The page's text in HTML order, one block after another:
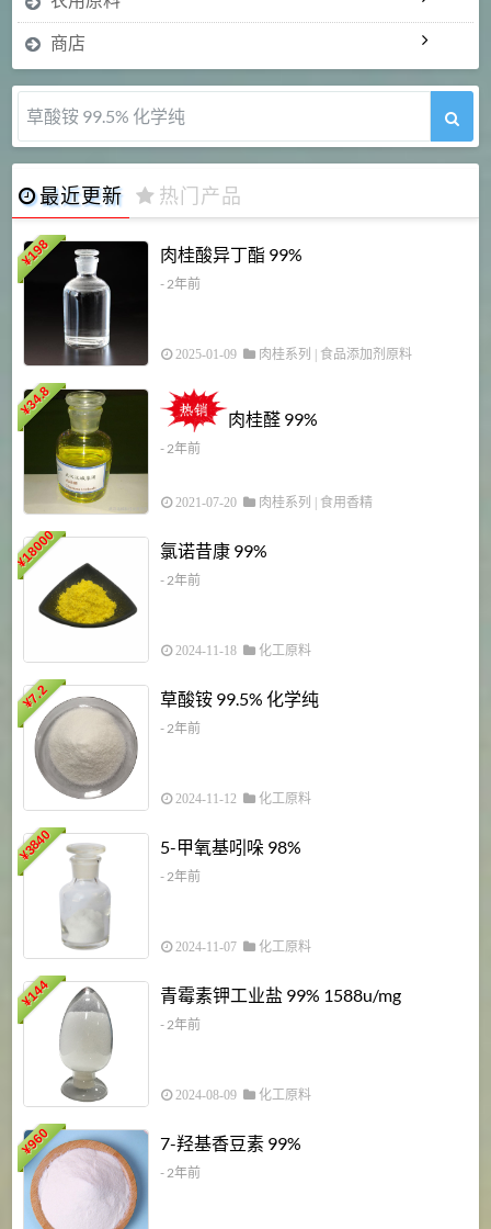
商店
草酸铵 99.5% 化学纯
最近更新 热门产品
¥
198 肉桂酸异丁酯 99%
- 2年前
2025-01-09 肉桂系列 食品添加剂原料
¥
34.8
肉桂醛 99%
- 2年前
2021-07-20 肉桂系列 食用香精
¥
18000 氯诺昔康 99%
- 2年前
2024-11-18 化工原料
¥
7.2 草酸铵 99.5% 化学纯
- 2年前
2024-11-12 化工原料
¥
3840 5-甲氧基吲哚 98%
- 2年前
2024-11-07 化工原料
¥
144 青霉素钾工业盐 99% 1588u/mg
- 2年前
2024-08-09 化工原料
¥
960 7-羟基香豆素 99%
- 2年前